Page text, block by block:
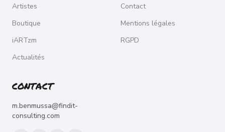
Artistes
Boutique
iARTzm
Actualités
Contact
Mentions légales
RGPD
CONTACT
m.benmussa@findit-
consulting.com